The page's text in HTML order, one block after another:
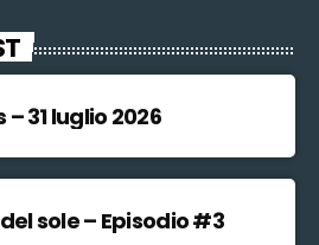
31 luglio 2026
sole – Episodio #3